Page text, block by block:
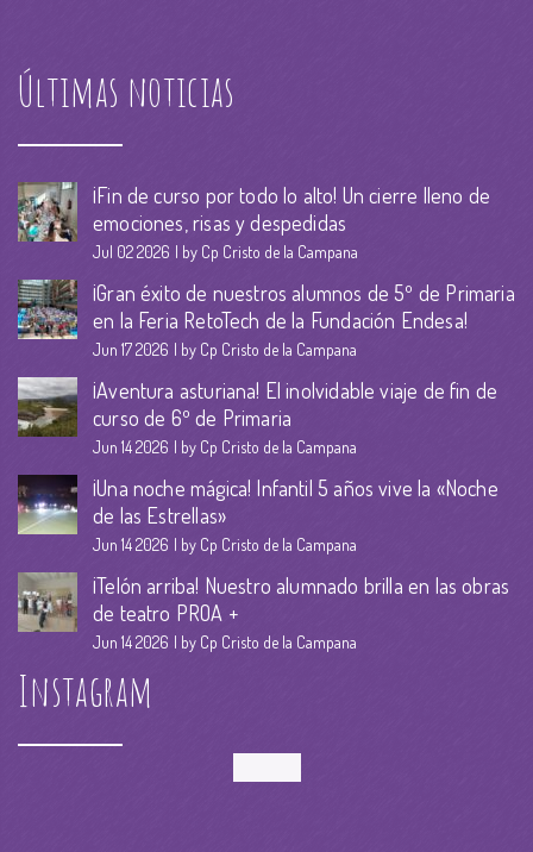
Últimas noticias
¡Fin de curso por todo lo alto! Un cierre lleno de
emociones, risas y despedidas
Jul 02 2026 by Cp Cristo de la Campana
¡Gran éxito de nuestros alumnos de 5º de Primaria
en la Feria RetoTech de la Fundación Endesa!
Jun 17 2026 by Cp Cristo de la Campana
¡Aventura asturiana! El inolvidable viaje de fin de
curso de 6º de Primaria
Jun 14 2026 by Cp Cristo de la Campana
¡Una noche mágica! Infantil 5 años vive la «Noche
de las Estrellas»
Jun 14 2026 by Cp Cristo de la Campana
¡Telón arriba! Nuestro alumnado brilla en las obras
de teatro PROA +
Jun 14 2026 by Cp Cristo de la Campana
Instagram